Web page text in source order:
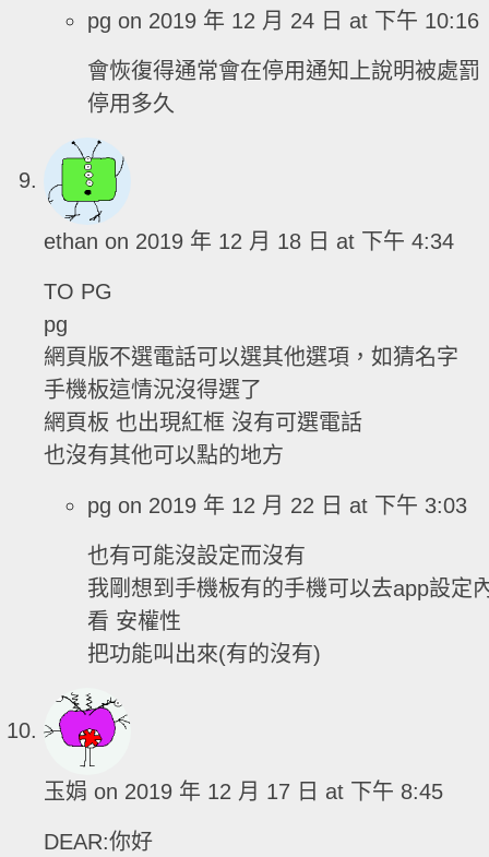
pg on 2019 年 12 月 24 日 at 下午 10:16
會恢復得通常會在停用通知上說明被處罰
停用多久
ethan on 2019 年 12 月 18 日 at 下午 4:34
TO PG
pg
網頁版不選電話可以選其他選項，如猜名字
手機板這情況沒得選了
網頁板 也出現紅框 沒有可選電話
也沒有其他可以點的地方
pg on 2019 年 12 月 22 日 at 下午 3:03
也有可能沒設定而沒有
我剛想到手機板有的手機可以去app設定
看 安權性
把功能叫出來(有的沒有)
玉娟 on 2019 年 12 月 17 日 at 下午 8:45
DEAR:你好